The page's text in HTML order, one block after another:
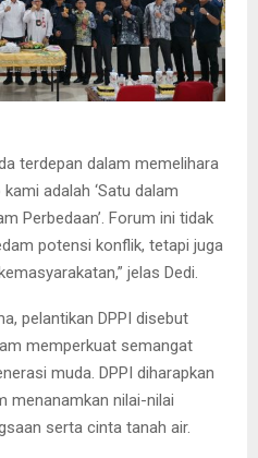
terdepan dalam memelihara
adalah ‘Satu dalam
Perbedaan’. Forum ini tidak
potensi konflik, tetapi juga
jelas Dedi.
pelantikan DPPI disebut
memperkuat semangat
muda. DPPI diharapkan
menanamkan nilai-nilai
serta cinta tanah air.